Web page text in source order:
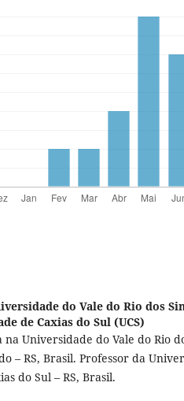
do Vale do Rio dos
de Caxias do Sul (UCS)
Universidade do Vale do Rio
– RS, Brasil. Professor da
do Sul – RS, Brasil.